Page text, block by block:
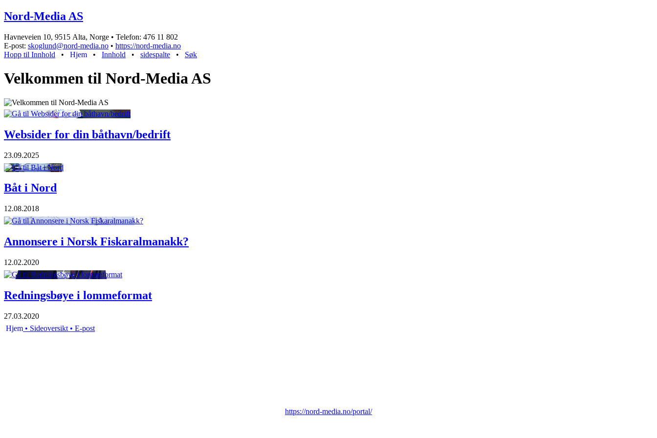
Nord-Media AS
Havneveien 10, 9515 Alta, Norge • Telefon: 476 11 802
E-post: skoglund@nord-media.no • https://nord-media.no
Hopp til Innhold • Hjem • Innhold • sidespalte • Søk
Velkommen til Nord-Media AS
Websider for din båthavn/bedrift
23.09.2025
Båt i Nord
12.08.2018
Annonsere i Norsk Fiskaralmanakk?
12.02.2020
Redningsbøye i lommeformat
27.03.2020
Hjem • Sideoversikt • E-post
https://nord-media.no/portal/